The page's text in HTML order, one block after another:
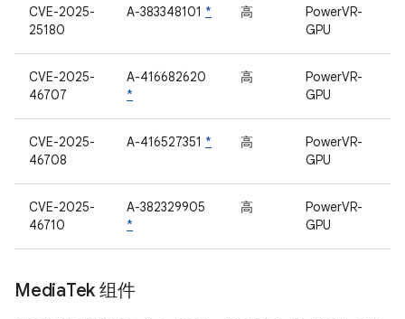
CVE-2025-
25180
A-383348101 * 高
PowerVR-
GPU
CVE-2025-
46707
A-416682620
*
高
PowerVR-
GPU
CVE-2025-
46708
A-416527351 * 高
PowerVR-
GPU
CVE-2025-
46710
A-382329905
*
高
PowerVR-
GPU
MediaTek 组件